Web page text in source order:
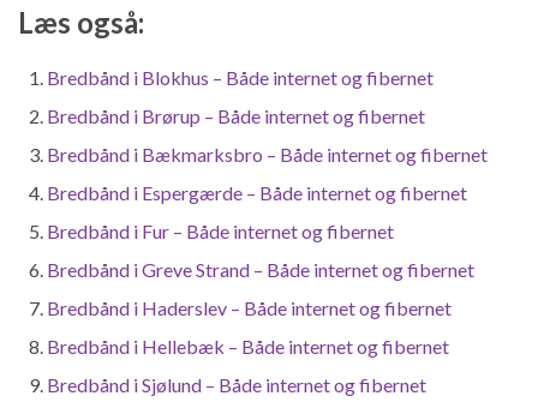
Læs også:
Bredbånd i Blokhus – Både internet og fibernet
Bredbånd i Brørup – Både internet og fibernet
Bredbånd i Bækmarksbro – Både internet og fibernet
Bredbånd i Espergærde – Både internet og fibernet
Bredbånd i Fur – Både internet og fibernet
Bredbånd i Greve Strand – Både internet og fibernet
Bredbånd i Haderslev – Både internet og fibernet
Bredbånd i Hellebæk – Både internet og fibernet
Bredbånd i Sjølund – Både internet og fibernet